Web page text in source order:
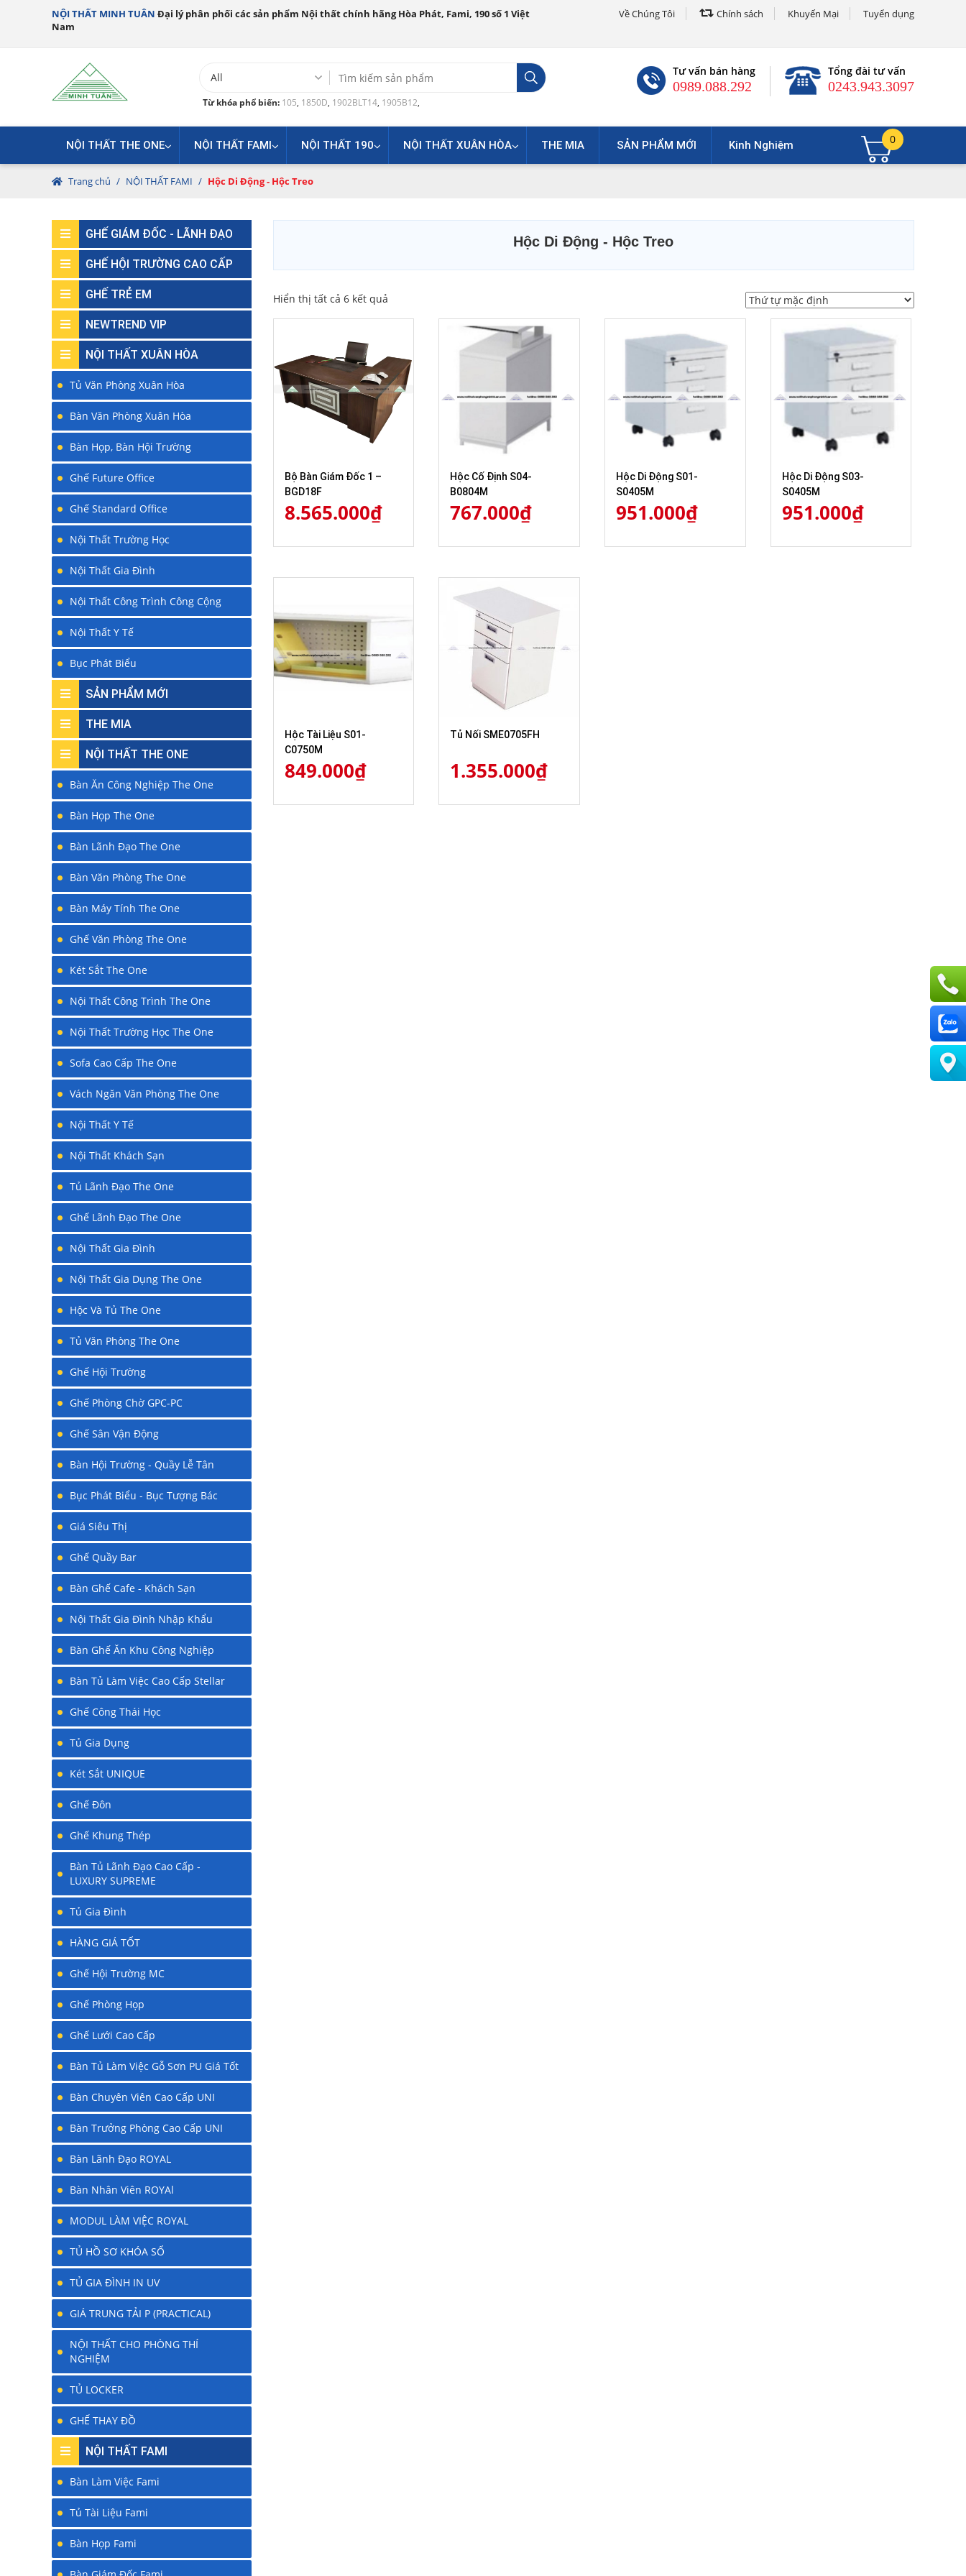
NỘI THẤT MINH TUÂN Đại lý phân phối các sản phẩm Nội thất chính hãng Hòa Phát, Fami, 190 số 1 Việt
Nam
Về Chúng Tôi Chính sách Khuyến Mại Tuyển dụng
for:
Từ khóa phổ biến: 105, 1850D, 1902BLT14, 1905B12,
Tư vấn bán hàng
0989.088.292
Tổng đài tư vấn
0243.943.3097
NỘI THẤT THE ONE NỘI THẤT FAMI NỘI THẤT 190 NỘI THẤT XUÂN HÒA THE MIA SẢN PHẨM MỚI Kinh Nghiệm 0
Trang chủ / NỘI THẤT FAMI / Hộc Di Động - Hộc Treo
GHẾ GIÁM ĐỐC - LÃNH ĐẠO
GHẾ HỘI TRƯỜNG CAO CẤP
GHẾ TRẺ EM
NEWTREND VIP
NỘI THẤT XUÂN HÒA
Tủ Văn Phòng Xuân Hòa
Bàn Văn Phòng Xuân Hòa
Bàn Họp, Bàn Hội Trường
Ghế Future Office
Ghế Standard Office
Nội Thất Trường Học
Nội Thất Gia Đình
Nội Thất Công Trình Công Cộng
Nội Thất Y Tế
Bục Phát Biểu
SẢN PHẨM MỚI
THE MIA
NỘI THẤT THE ONE
Bàn Ăn Công Nghiệp The One
Bàn Họp The One
Bàn Lãnh Đạo The One
Bàn Văn Phòng The One
Bàn Máy Tính The One
Ghế Văn Phòng The One
Két Sắt The One
Nội Thất Công Trình The One
Nội Thất Trường Học The One
Sofa Cao Cấp The One
Vách Ngăn Văn Phòng The One
Nội Thất Y Tế
Nội Thất Khách Sạn
Tủ Lãnh Đạo The One
Ghế Lãnh Đạo The One
Nội Thất Gia Đình
Nội Thất Gia Dụng The One
Hộc Và Tủ The One
Tủ Văn Phòng The One
Ghế Hội Trường
Ghế Phòng Chờ GPC-PC
Ghế Sân Vận Động
Bàn Hội Trường - Quầy Lễ Tân
Bục Phát Biểu - Bục Tượng Bác
Giá Siêu Thị
Ghế Quầy Bar
Bàn Ghế Cafe - Khách Sạn
Nội Thất Gia Đình Nhập Khẩu
Bàn Ghế Ăn Khu Công Nghiệp
Bàn Tủ Làm Việc Cao Cấp Stellar
Ghế Công Thái Học
Tủ Gia Dụng
Két Sắt UNIQUE
Ghế Đôn
Ghế Khung Thép
Bàn Tủ Lãnh Đạo Cao Cấp -
LUXURY SUPREME
Tủ Gia Đình
HÀNG GIÁ TỐT
Ghế Hội Trường MC
Ghế Phòng Họp
Ghế Lưới Cao Cấp
Bàn Tủ Làm Việc Gỗ Sơn PU Giá Tốt
Bàn Chuyên Viên Cao Cấp UNI
Bàn Trưởng Phòng Cao Cấp UNI
Bàn Lãnh Đạo ROYAL
Bàn Nhân Viên ROYAl
MODUL LÀM VIỆC ROYAL
TỦ HỒ SƠ KHÓA SỐ
TỦ GIA ĐÌNH IN UV
GIÁ TRUNG TẢI P (PRACTICAL)
NỘI THẤT CHO PHÒNG THÍ
NGHIỆM
TỦ LOCKER
GHẾ THAY ĐỒ
NỘI THẤT FAMI
Bàn Làm Việc Fami
Tủ Tài Liệu Fami
Bàn Họp Fami
Hộc Di Động - Hộc Treo
Hiển thị tất cả 6 kết quả
Bộ Bàn Giám Đốc 1 –
BGD18F
8.565.000₫
Hộc Cố Định S04-
B0804M
767.000₫
Hộc Di Động S01-
S0405M
951.000₫
Hộc Di Động S03-
S0405M
951.000₫
Hộc Tài Liệu S01-
C0750M
849.000₫
Tủ Nối SME0705FH
1.355.000₫